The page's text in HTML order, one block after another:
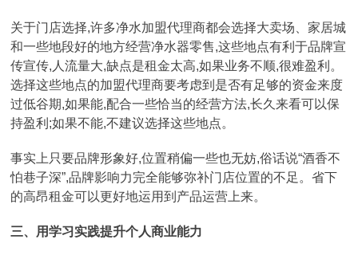
关于门店选择,许多净水加盟代理商都会选择大卖场、家居城
和一些地段好的地方经营净水器零售,这些地点有利于品牌宣
传宣传,人流量大,缺点是租金太高,如果业务不顺,很难盈利。
选择这些地点的加盟代理商要考虑到是否有足够的资金来度
过低谷期,如果能,配合一些恰当的经营方法,长久来看可以保
持盈利;如果不能,不建议选择这些地点。
事实上只要品牌形象好,位置稍偏一些也无妨,俗话说“酒香不
怕巷子深”,品牌影响力完全能够弥补门店位置的不足。省下
的高昂租金可以更好地运用到产品运营上来。
三、用学习实践提升个人商业能力